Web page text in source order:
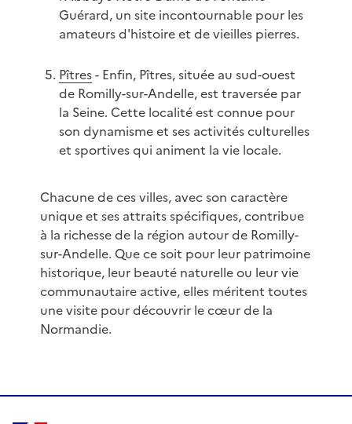
Guérard, un site incontournable pour les
amateurs d'histoire et de vieilles pierres.
Pîtres- Enfin, Pîtres, située au sud-ouest
de Romilly-sur-Andelle, est traversée par
la Seine. Cette localité est connue pour
son dynamisme et ses activités culturelles
et sportives qui animent la vie locale.
Chacune de ces villes, avec son caractère
unique et ses attraits spécifiques, contribue
à la richesse de la région autour de Romilly-
sur-Andelle. Que ce soit pour leur patrimoine
historique, leur beauté naturelle ou leur vie
communautaire active, elles méritent toutes
une visite pour découvrir le cœur de la
Normandie.